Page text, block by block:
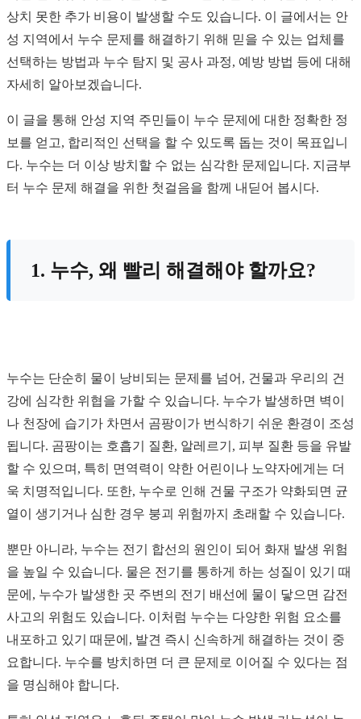
상치 못한 추가 비용이 발생할 수도 있습니다. 이 글에서는 안
성 지역에서 누수 문제를 해결하기 위해 믿을 수 있는 업체를
선택하는 방법과 누수 탐지 및 공사 과정, 예방 방법 등에 대해
자세히 알아보겠습니다.
이 글을 통해 안성 지역 주민들이 누수 문제에 대한 정확한 정
보를 얻고, 합리적인 선택을 할 수 있도록 돕는 것이 목표입니
다. 누수는 더 이상 방치할 수 없는 심각한 문제입니다. 지금부
터 누수 문제 해결을 위한 첫걸음을 함께 내딛어 봅시다.
1. 누수, 왜 빨리 해결해야 할까요?
누수는 단순히 물이 낭비되는 문제를 넘어, 건물과 우리의 건
강에 심각한 위협을 가할 수 있습니다. 누수가 발생하면 벽이
나 천장에 습기가 차면서 곰팡이가 번식하기 쉬운 환경이 조성
됩니다. 곰팡이는 호흡기 질환, 알레르기, 피부 질환 등을 유발
할 수 있으며, 특히 면역력이 약한 어린이나 노약자에게는 더
욱 치명적입니다. 또한, 누수로 인해 건물 구조가 약화되면 균
열이 생기거나 심한 경우 붕괴 위험까지 초래할 수 있습니다.
뿐만 아니라, 누수는 전기 합선의 원인이 되어 화재 발생 위험
을 높일 수 있습니다. 물은 전기를 통하게 하는 성질이 있기 때
문에, 누수가 발생한 곳 주변의 전기 배선에 물이 닿으면 감전
사고의 위험도 있습니다. 이처럼 누수는 다양한 위험 요소를
내포하고 있기 때문에, 발견 즉시 신속하게 해결하는 것이 중
요합니다. 누수를 방치하면 더 큰 문제로 이어질 수 있다는 점
을 명심해야 합니다.